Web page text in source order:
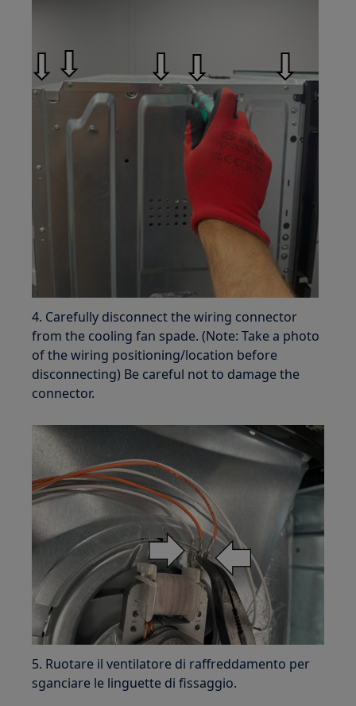
4. Carefully disconnect the wiring connector
from the cooling fan spade. (Note: Take a photo
of the wiring positioning/location before
disconnecting) Be careful not to damage the
connector.
5. Ruotare il ventilatore di raffreddamento per
sganciare le linguette di fissaggio.